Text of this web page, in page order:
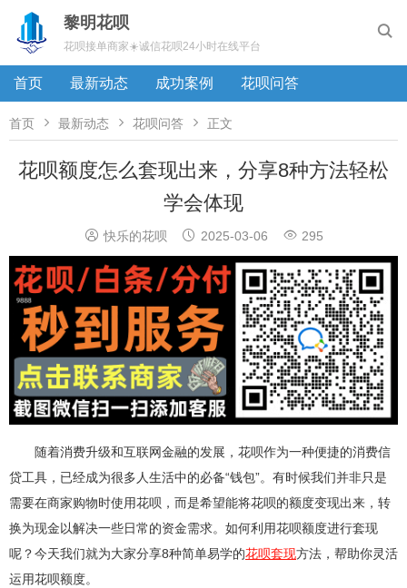

黎明花呗
花呗接单商家☀️诚信花呗24小时在线平台
首页 最新动态 成功案例 花呗问答
首页  最新动态  花呗问答  正文
花呗额度怎么套现出来，分享8种方法轻松
学会体现
 快乐的花呗  2025-03-06  295
随着消费升级和互联网金融的发展，花呗作为一种便捷的消费信
贷工具，已经成为很多人生活中的必备“钱包”。有时候我们并非只是
需要在商家购物时使用花呗，而是希望能将花呗的额度变现出来，转
换为现金以解决一些日常的资金需求。如何利用花呗额度进行套现
呢？今天我们就为大家分享8种简单易学的花呗套现方法，帮助你灵活
运用花呗额度。